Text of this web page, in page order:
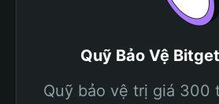
Quỹ Bảo Vệ
Quỹ bảo vệ trị giá 300